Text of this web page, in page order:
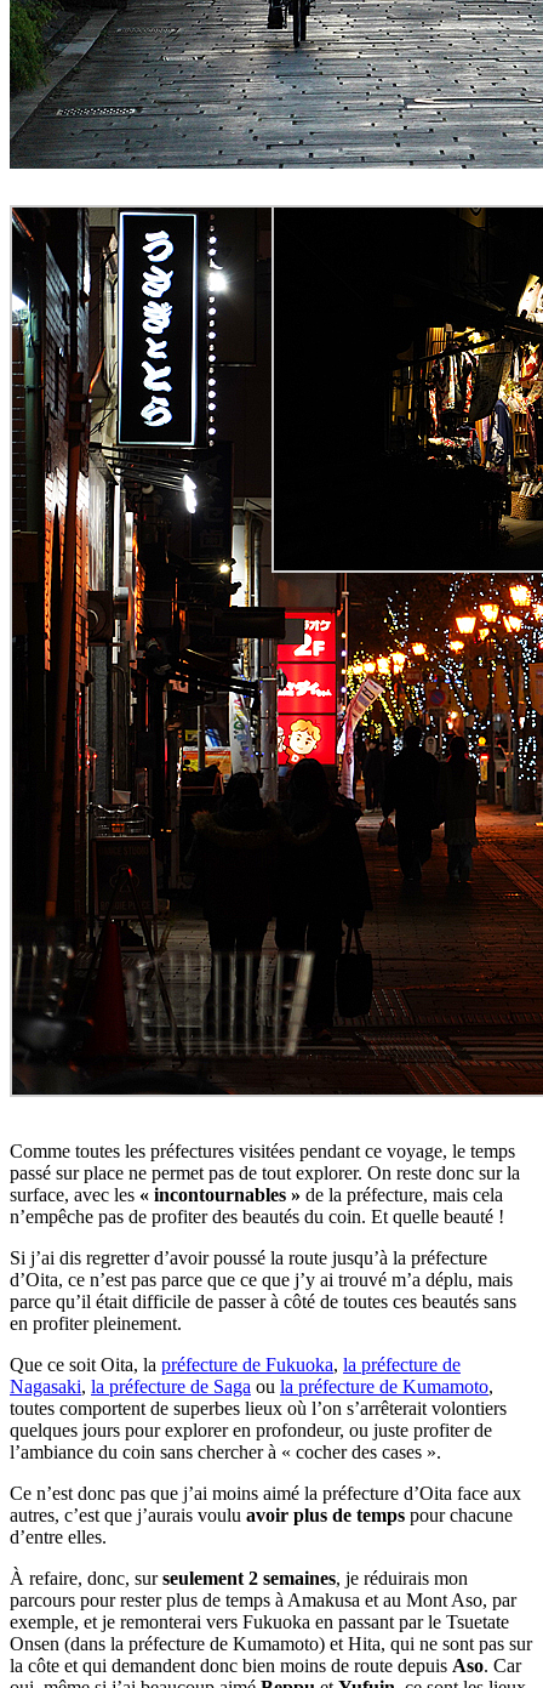
Comme toutes les préfectures visitées pendant ce voyage, le temps
passé sur place ne permet pas de tout explorer. On reste donc sur la
surface, avec les « incontournables » de la préfecture, mais cela
n’empêche pas de profiter des beautés du coin. Et quelle beauté !
Si j’ai dis regretter d’avoir poussé la route jusqu’à la préfecture
d’Oita, ce n’est pas parce que ce que j’y ai trouvé m’a déplu, mais
parce qu’il était difficile de passer à côté de toutes ces beautés sans
en profiter pleinement.
Que ce soit Oita, la préfecture de Fukuoka, la préfecture de
Nagasaki, la préfecture de Saga ou la préfecture de Kumamoto,
toutes comportent de superbes lieux où l’on s’arrêterait volontiers
quelques jours pour explorer en profondeur, ou juste profiter de
l’ambiance du coin sans chercher à « cocher des cases ».
Ce n’est donc pas que j’ai moins aimé la préfecture d’Oita face aux
autres, c’est que j’aurais voulu avoir plus de temps pour chacune
d’entre elles.
À refaire, donc, surseulement 2 semaines, je réduirais mon
parcours pour rester plus de temps à Amakusa et au Mont Aso, par
exemple, et je remonterai vers Fukuoka en passant par le Tsuetate
Onsen (dans la préfecture de Kumamoto) et Hita, qui ne sont pas sur
la côte et qui demandent donc bien moins de route depuis Aso. Car